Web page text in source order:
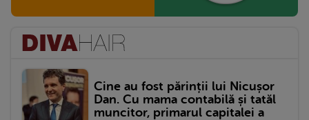
Cine au fost părinții lui Nicușor
Dan. Cu mama contabilă și tatăl
muncitor, primarul capitalei a